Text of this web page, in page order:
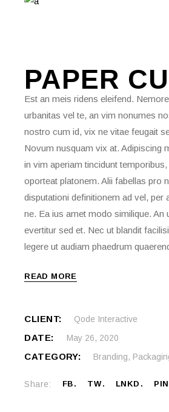
PAPER
Est an meis ridens eleifend.
urbanitas vel te, an vim nonumes
nostro cum id, vix ne vitae feugait
Novum nusquam vix at. Adipiscing
in vim aperiam tincidunt temporibus,
oporteat platonem. Alii fabellas pro
disputationi definitionem ad vel, per
ne. Ea ius amet modo similique. An
evertitur sed et. Nec ut blandit
legere ut audiam phaedrum
READ MORE
CLIENT: Qode Interactive
DATE: May 26, 2020
CATEGORY: Branding,
Share: FB TW LNKD PIN